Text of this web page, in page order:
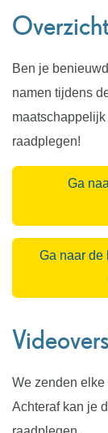
Ben je
namen tijdens
raadplegen!
Ga
Ga naar de
We zenden elke
Achteraf kan je